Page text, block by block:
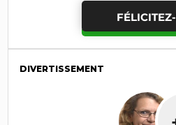
DIVERTISSEMENT